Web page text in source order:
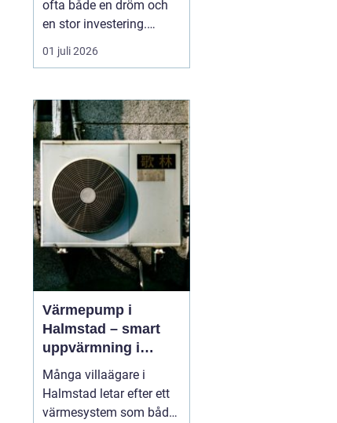
ofta både en dröm och
en stor investering.
Oavsett om det handlar
om en totalrenovering,
altan vill de flesta u...
01 juli 2026
Värmepump i
Halmstad – smart
uppvärmning i
kustklimat
Många villaägare i
Halmstad letar efter ett
värmesystem som både